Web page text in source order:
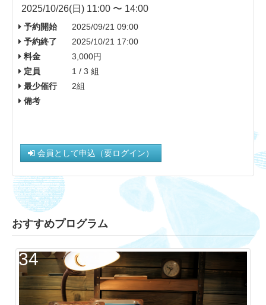
2025/10/26(日) 11:00 〜 14:00
予約開始
2025/09/21 09:00
予約終了
2025/10/21 17:00
料金
3,000円
定員
1 / 3 組
最少催行
2組
備考
会員として申込（要ログイン）
おすすめプログラム
34